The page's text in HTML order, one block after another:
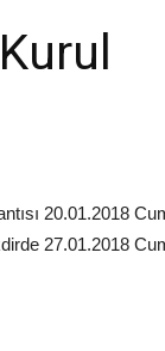
20.01.2018
27.01.2018